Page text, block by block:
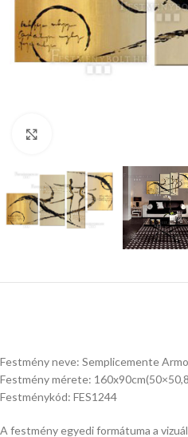
Festmény neve: Semplicemente
Festmény mérete:
Festménykód: FES1244
A festmény egyedi formátuma a